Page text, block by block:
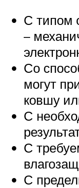
С типом
–
Со
могут
ковшу
С
С
С